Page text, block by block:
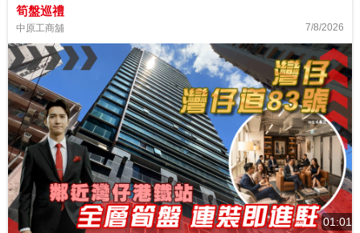
筍盤巡禮
中原工商舖 7/8/2026
01:01